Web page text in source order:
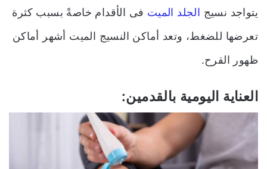
يتواجد نسيج الجلد الميت فى الأقدام خاصةً بسبب كثرة
تعرضها للضغط، وتعد أماكن النسيج الميت أشهر أماكن
ظهور القرح.
العناية اليومية بالقدمين: